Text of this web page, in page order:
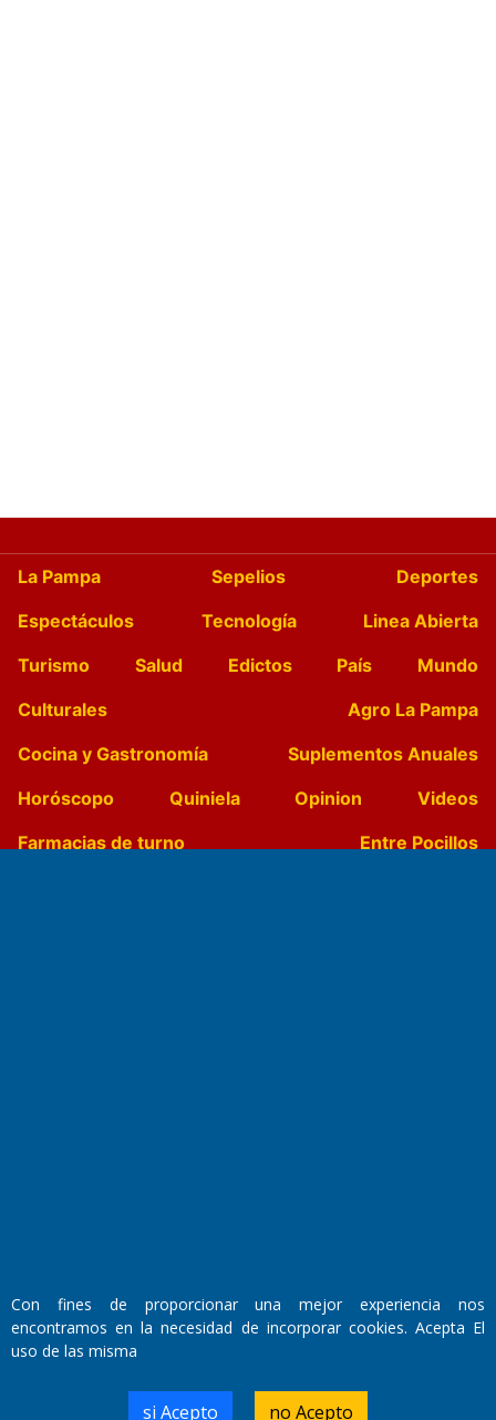
La Pampa Sepelios
Deportes
Espectáculos
Tecnología
Linea Abierta
Turismo
Salud Edictos País
Mundo
Culturales
Agro La Pampa
Cocina y Gastronomía
Suplementos Anuales
Horóscopo
Quiniela Opinion
Videos
Farmacias de turno
Entre Pocillos
Miembro de ADIRA,ADEPA y CPPAL
Propietario: El Diario SRL
Director Periodístico:
Con fines de proporcionar una mejor experiencia nos
encontramos en la necesidad de incorporar cookies. Acepta El
uso de las misma
si Acepto no Acepto